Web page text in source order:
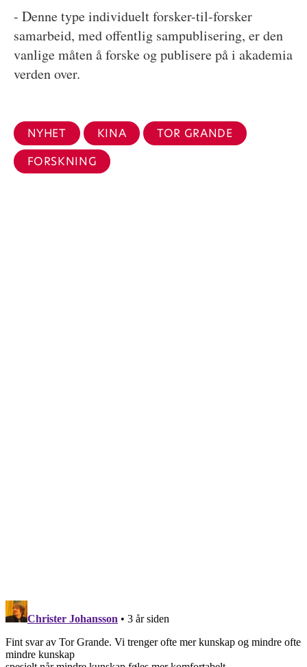
- Denne type individuelt forsker-til-forsker
samarbeid, med offentlig sampublisering, er den
vanlige måten å forske og publisere på i akademia
verden over.
NYHET KINA
TOR GRANDE
FORSKNING